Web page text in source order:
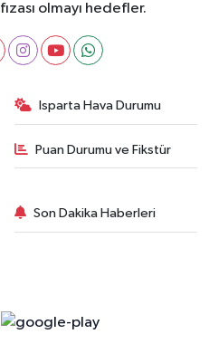
olmayı hedefler.
Isparta Hava Durumu
Puan Durumu ve Fikstür
Son Dakika Haberleri